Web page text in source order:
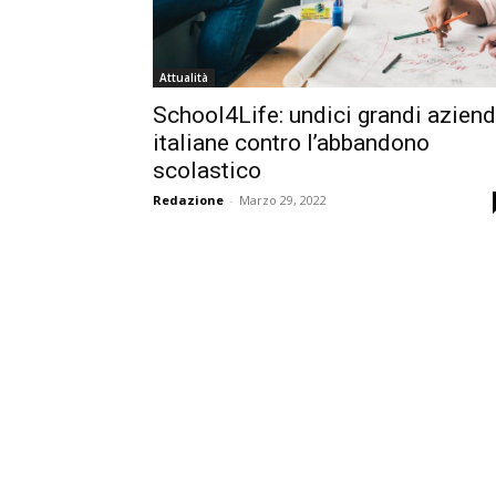
Attualità
School4Life: undici grandi
italiane contro l’abbandono
scolastico
Redazione - Marzo 29, 2022